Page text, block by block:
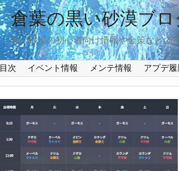
倉葉の黒い砂漠ブロ
黒い砂漠の初心者向け情報や金策などの
目次 イベント情報 メンテ情報 アプデ履